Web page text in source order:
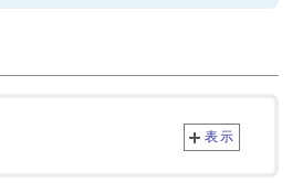
表示